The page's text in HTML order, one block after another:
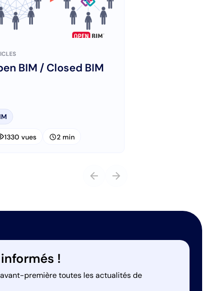
BIM / Closed BIM
1330 vues schedule2 min
arrow_back arrow_forward
!
avant-première toutes les actualités de